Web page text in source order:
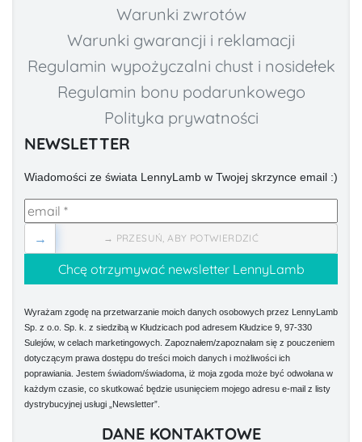
Warunki zwrotów
Warunki gwarancji i reklamacji
Regulamin wypożyczalni chust i nosidełek
Regulamin bonu podarunkowego
Polityka prywatności
NEWSLETTER
Wiadomości ze świata LennyLamb w Twojej skrzynce email :)
→ PRZESUŃ, ABY POTWIERDZIĆ
→
Wyrażam zgodę na przetwarzanie moich danych osobowych przez LennyLamb
Sp. z o.o. Sp. k. z siedzibą w Kłudzicach pod adresem Kłudzice 9, 97-330
Sulejów, w celach marketingowych. Zapoznałem/zapoznałam się z pouczeniem
dotyczącym prawa dostępu do treści moich danych i możliwości ich
poprawiania. Jestem świadom/świadoma, iż moja zgoda może być odwołana w
każdym czasie, co skutkować będzie usunięciem mojego adresu e-mail z listy
dystrybucyjnej usługi „Newsletter”.
DANE KONTAKTOWE